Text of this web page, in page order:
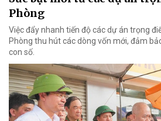
Phòng
Việc đẩy nhanh tiến độ các dự án trọng
Phòng thu hút các dòng vốn mới, đảm
con số.